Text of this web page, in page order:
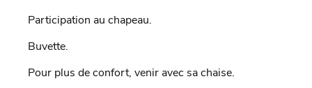
Participation au chapeau.
Buvette.
Pour plus de confort, venir avec sa chaise.